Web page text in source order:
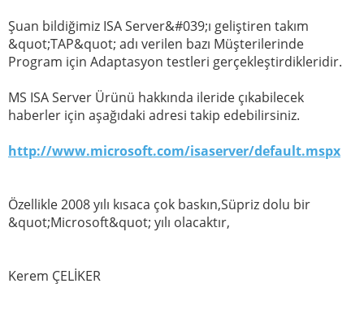
Şuan bildiğimiz ISA Server&#039;ı geliştiren takım
&quot;TAP&quot; adı verilen bazı Müşterilerinde
Program için Adaptasyon testleri gerçekleştirdikleridir.
MS ISA Server Ürünü hakkında ileride çıkabilecek
haberler için aşağıdaki adresi takip edebilirsiniz.
http://www.microsoft.com/isaserver/default.mspx
Özellikle 2008 yılı kısaca çok baskın,Süpriz dolu bir
&quot;Microsoft&quot; yılı olacaktır,
Kerem ÇELİKER